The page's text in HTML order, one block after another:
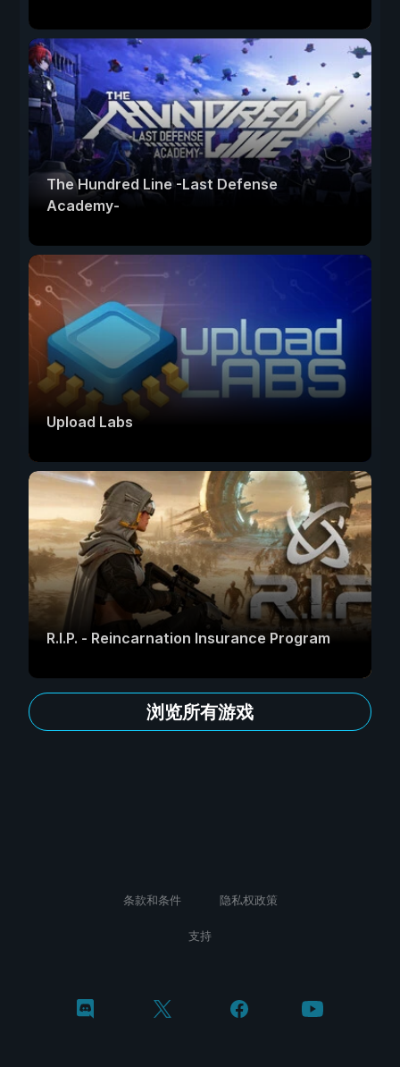
The Hundred Line -Last Defense
Academy-
Upload Labs
R.I.P. - Reincarnation Insurance Program
浏览所有游戏
条款和条件 隐私权政策
支持